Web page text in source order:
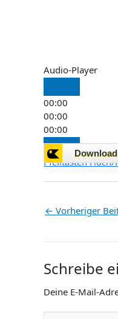
Audio-Player
00:00
00:00
00:00
Pfeiltasten Hoch/
← Vorheriger
Schreibe
Deine E-Mail-